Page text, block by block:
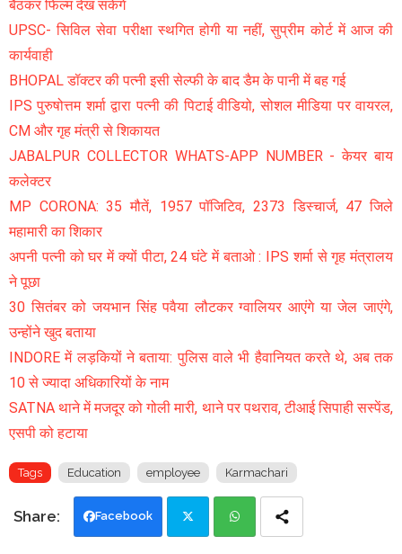
बैठकर फिल्म देख सकेंगे
UPSC- सिविल सेवा परीक्षा स्थगित होगी या नहीं, सुप्रीम कोर्ट में आज की
कार्यवाही
BHOPAL डॉक्टर की पत्नी इसी सेल्फी के बाद डैम के पानी में बह गई
IPS पुरुषोत्तम शर्मा द्वारा पत्नी की पिटाई वीडियो, सोशल मीडिया पर वायरल,
CM और गृह मंत्री से शिकायत
JABALPUR COLLECTOR WHATS-APP NUMBER - केयर बाय
कलेक्टर
MP CORONA: 35 मौतें, 1957 पॉजिटिव, 2373 डिस्चार्ज, 47 जिले
महामारी का शिकार
अपनी पत्नी को घर में क्यों पीटा, 24 घंटे में बताओ : IPS शर्मा से गृह मंत्रालय
ने पूछा
30 सितंबर को जयभान सिंह पवैया लौटकर ग्वालियर आएंगे या जेल जाएंगे,
उन्होंने खुद बताया
INDORE में लड़कियों ने बताया: पुलिस वाले भी हैवानियत करते थे, अब तक
10 से ज्यादा अधिकारियों के नाम
SATNA थाने में मजदूर को गोली मारी, थाने पर पथराव, टीआई सिपाही सस्पेंड,
एसपी को हटाया
Tags Education employee Karmachari
Facebook